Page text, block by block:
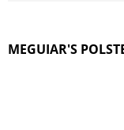
MEGUIAR'S